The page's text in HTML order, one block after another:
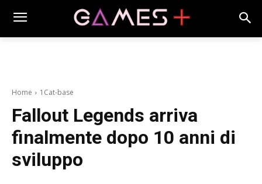
Home 1Cat-base
Fallout Legends arriva
finalmente dopo 10 anni di
sviluppo